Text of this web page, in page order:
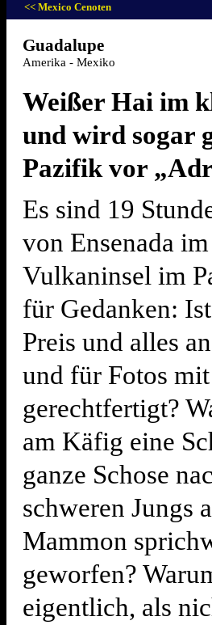
<< Mexico Cenoten
Guadalupe
Amerika - Mexiko
Weißer Hai im
und wird sogar
Pazifik vor
Es sind 19
von Ensenada
Vulkaninsel im
für Gedanken:
Preis und alles
und für Fotos
gerechtfertigt?
am Käfig eine
ganze Schose
schweren Jungs
Mammon
geworfen?
eigentlich, als